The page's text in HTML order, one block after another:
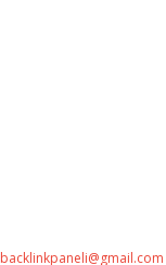
backlinkpaneli@gmail.com